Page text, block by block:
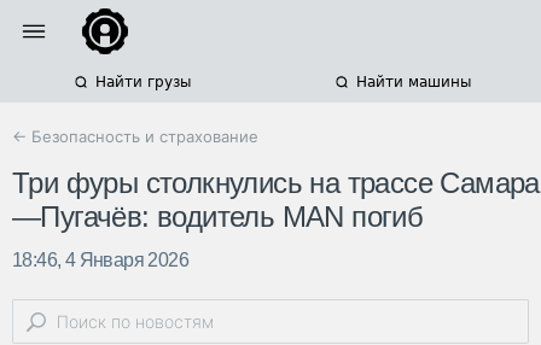
Найти грузы Найти машины
← Безопасность и страхование
Три фуры столкнулись на трассе Самара
—Пугачёв: водитель MAN погиб
18:46, 4 Января 2026